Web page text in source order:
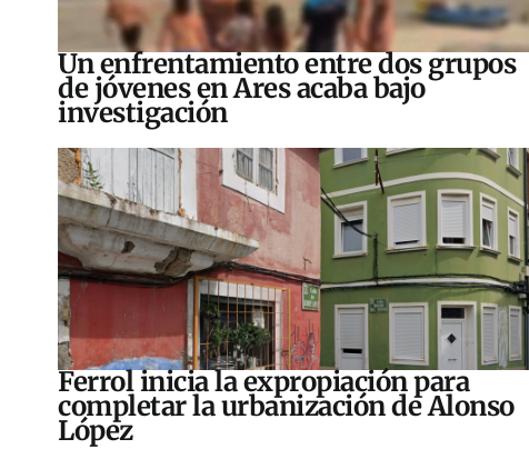
Un enfrentamiento entre dos grupos
de jóvenes en Ares acaba bajo
investigación
Ferrol inicia la expropiación para
completar la urbanización de Alonso
López